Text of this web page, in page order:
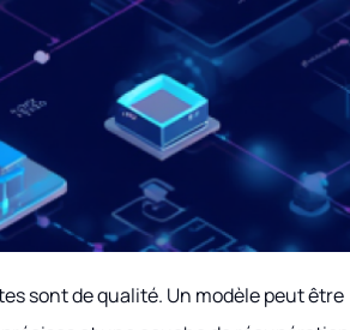
sont de qualité. Un modèle peut être